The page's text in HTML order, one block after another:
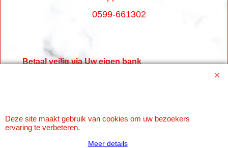
0599-661302
Betaal veilig via Uw eigen bank
Deze site maakt gebruik van cookies om uw bezoekers
ervaring te verbeteren.
Meer details